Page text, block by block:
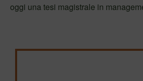
oggi una tesi magistrale in
iniziativa di rete capace di